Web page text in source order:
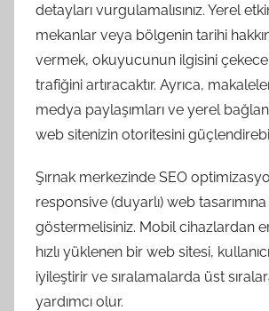
detayları vurgulamalısınız. Yerel
mekanlar veya bölgenin tarihi
vermek, okuyucunun ilgisini
trafiğini artıracaktır. Ayrıca,
medya paylaşımları ve yerel
web sitenizin otoritesini
Şırnak merkezinde SEO
responsive (duyarlı) web
göstermelisiniz. Mobil cihazlardan
hızlı yüklenen bir web sitesi,
iyileştirir ve sıralamalarda üst
yardımcı olur.